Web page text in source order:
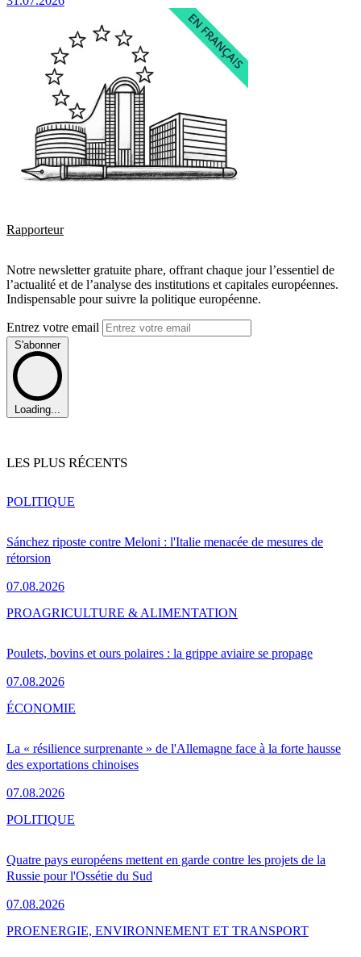
Rapporteur
Notre newsletter gratuite phare, offrant chaque jour l’essentiel de
l’actualité et de l’analyse des institutions et capitales européennes.
Indispensable pour suivre la politique européenne.
Entrez votre email
S'abonner
Loading...
LES PLUS RÉCENTS
Sánchez riposte contre Meloni : l'Italie menacée de mesures de
rétorsion
07.08.2026
POLITIQUE
Poulets, bovins et ours polaires : la grippe aviaire se propage
07.08.2026
PROAGRICULTURE & ALIMENTATION
La « résilience surprenante » de l'Allemagne face à la forte hausse
des exportations chinoises
07.08.2026
ÉCONOMIE
Quatre pays européens mettent en garde contre les projets de la
Russie pour l'Ossétie du Sud
07.08.2026
POLITIQUE
PROENERGIE, ENVIRONNEMENT ET TRANSPORT